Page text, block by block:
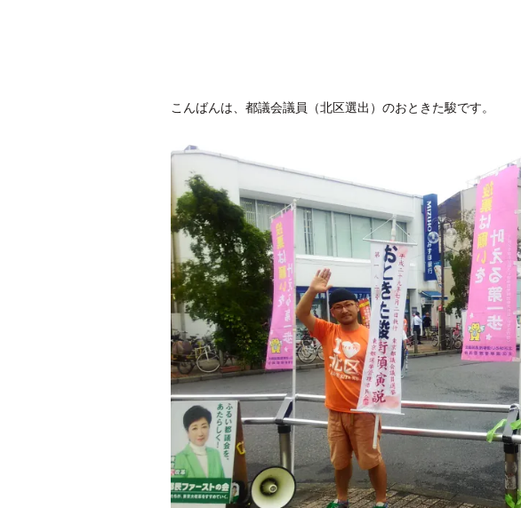
こんばんは、都議会議員（北区選出）のおときた駿です。